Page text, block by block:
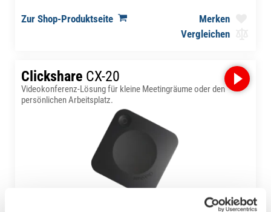
Zur Shop-Produktseite
Merken
Vergleichen
Clickshare CX-20
Videokonferenz-Lösung für kleine Meetingräume oder den
persönlichen Arbeitsplatz.